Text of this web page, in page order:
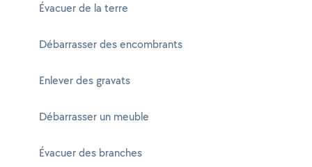
Évacuer de la terre
Débarrasser des encombrants
Enlever des gravats
Débarrasser un meuble
Évacuer des branches